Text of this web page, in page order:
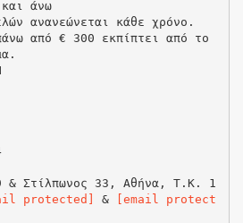
άνω
ανανεώνεται κάθε χρόνο.
από € 300 εκπίπτει από το
& Στίλπωνος 33, Αθήνα, Τ.Κ. 1
protected] &
[email protect